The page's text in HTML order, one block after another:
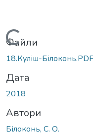
Вантажиться...
Файли
18.Куліш-Білоконь.PDF
Дата
2018
Автори
Білоконь, С. О.